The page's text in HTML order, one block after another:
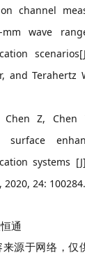
channel
mm wave
and Terahertz
Chen Z,
surface
systems
2020, 24: 100284.
通
源于网络，仅